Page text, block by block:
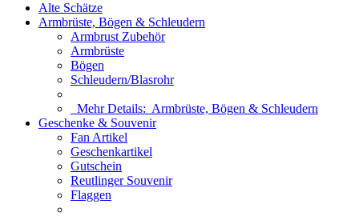
Alte Schätze
Armbrüste, Bögen & Schleudern
Armbrust Zubehör
Armbrüste
Bögen
Schleudern/Blasrohr
Mehr Details: Armbrüste, Bögen & Schleudern
Geschenke & Souvenir
Fan Artikel
Geschenkartikel
Gutschein
Reutlinger Souvenir
Flaggen